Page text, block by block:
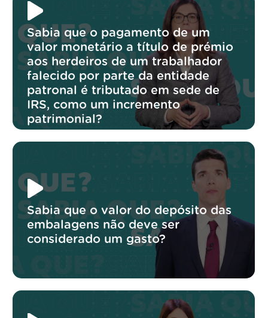
Sabia que o pagamento de um
valor monetário a título de prémio
aos herdeiros de um trabalhador
falecido por parte da entidade
patronal é tributado em sede de
IRS, como um incremento
patrimonial?
Sabia que o valor do depósito das
embalagens não deve ser
considerado um gasto?